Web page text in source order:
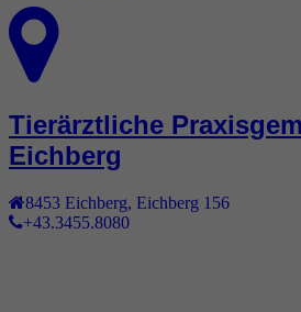
Tierärztliche
Eichberg
8453 Eichberg, Eichberg 156
+43.3455.8080